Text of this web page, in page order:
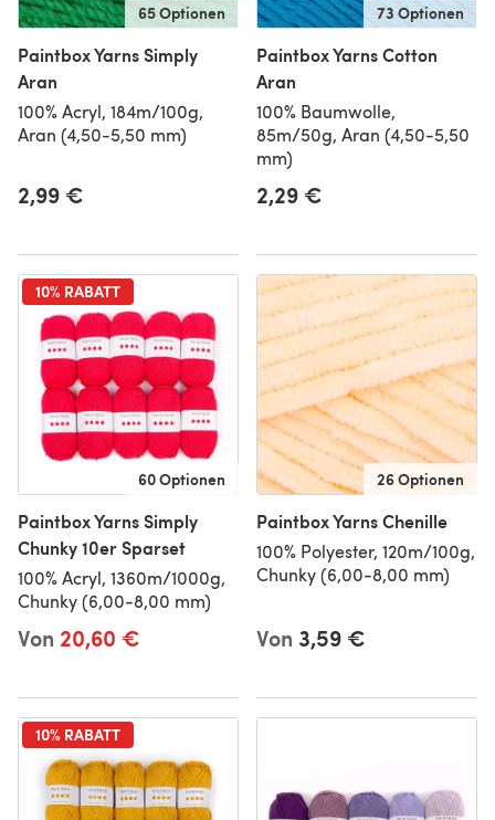
65 Optionen
Paintbox Yarns Simply
Aran
100% Acryl, 184m/100g,
Aran (4,50-5,50 mm)
2,99 €
73 Optionen
Paintbox Yarns Cotton
Aran
100% Baumwolle,
85m/50g, Aran (4,50-5,50
mm)
2,29 €
10% RABATT
60 Optionen
Paintbox Yarns Simply
Chunky 10er Sparset
100% Acryl, 1360m/1000g,
Chunky (6,00-8,00 mm)
Von 20,60 €
26 Optionen
Paintbox Yarns Chenille
100% Polyester, 120m/100g,
Chunky (6,00-8,00 mm)
Von 3,59 €
10% RABATT